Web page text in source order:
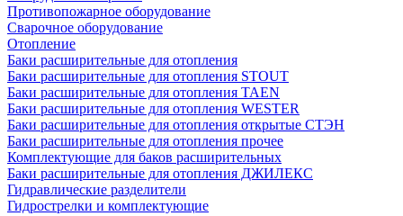
Противопожарное оборудование
Сварочное оборудование
Отопление
Баки расширительные для отопления
Баки расширительные для отопления STOUT
Баки расширительные для отопления TAEN
Баки расширительные для отопления WESTER
Баки расширительные для отопления открытые СТЭН
Баки расширительные для отопления прочее
Комплектующие для баков расширительных
Баки расширительные для отопления ДЖИЛЕКС
Гидравлические разделители
Гидрострелки и комплектующие